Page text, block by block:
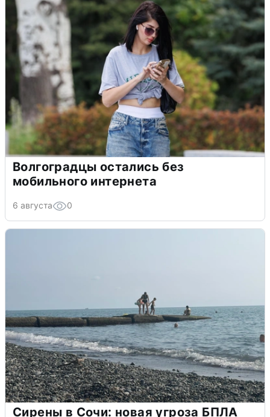
Волгоградцы остались без
мобильного интернета
6 августа 0
Сирены в Сочи: новая угроза БПЛА